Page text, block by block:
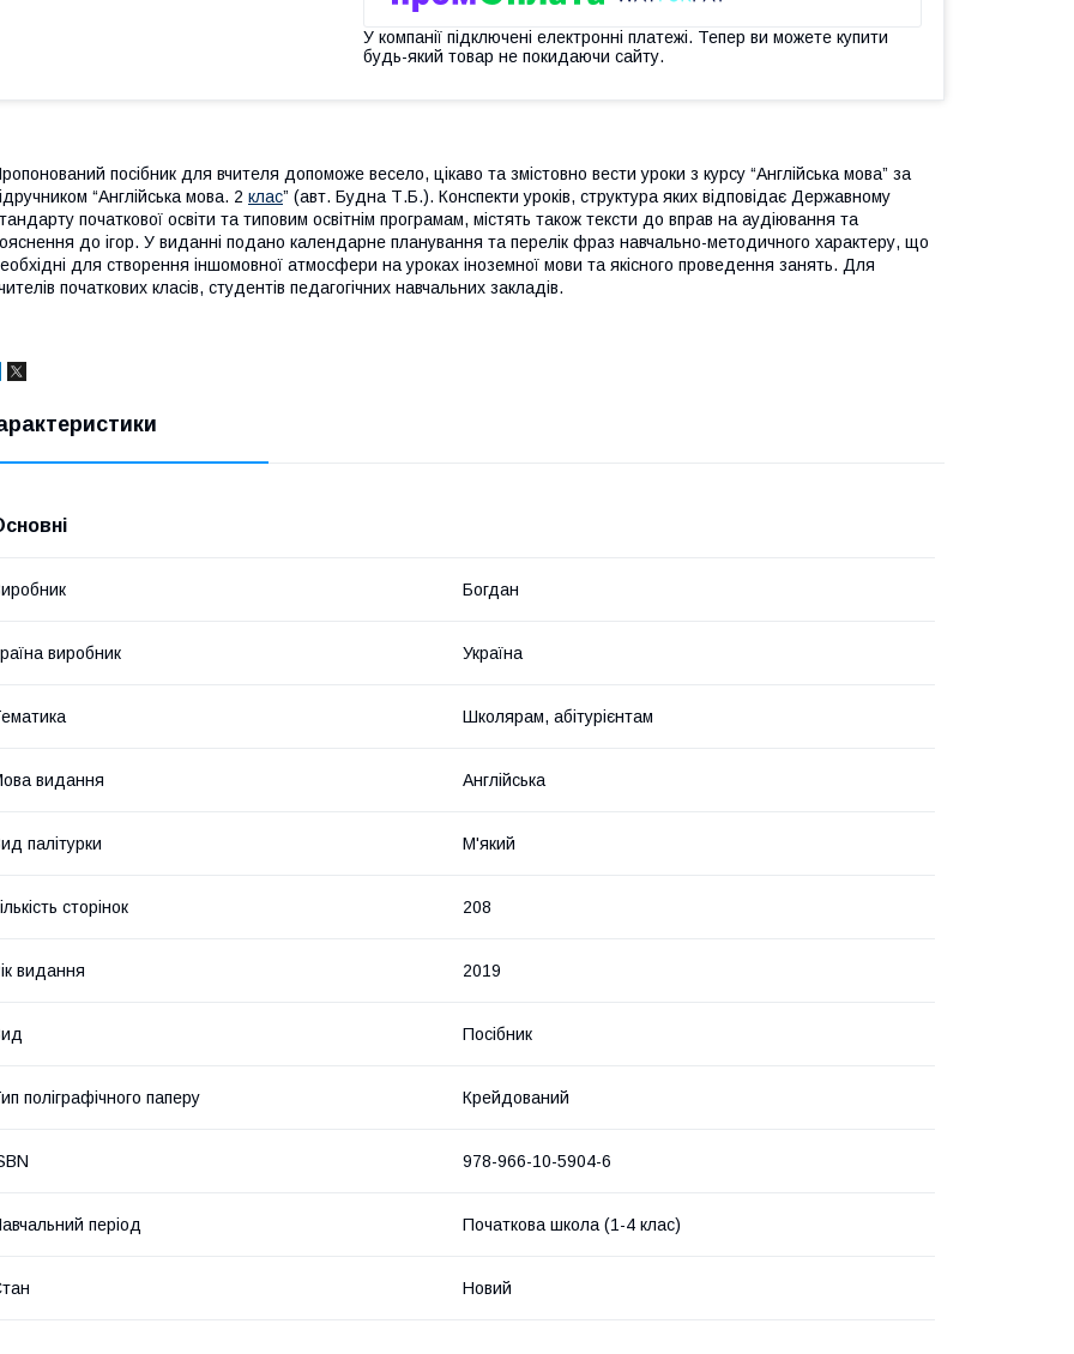
У компанії підключені електронні платежі. Тепер ви можете купити
будь-який товар не покидаючи сайту.
посібник для вчителя допоможе весело, цікаво та змістовно вести уроки з курсу “Англійська мова” за
“Англійська мова. 2 клас” (авт. Будна Т.Б.). Конспекти уроків, структура яких відповідає Державному
початкової освіти та типовим освітнім програмам, містять також тексти до вправ на аудіювання та
до ігор. У виданні подано календарне планування та перелік фраз навчально-методичного характеру, що
для створення іншомовної атмосфери на уроках іноземної мови та якісного проведення занять. Для
початкових класів, студентів педагогічних навчальних закладів.
Богдан
виробник Україна
Школярам, абітурієнтам
видання Англійська
палітурки М'який
сторінок 208
видання 2019
Посібник
поліграфічного паперу Крейдований
978-966-10-5904-6
період Початкова школа (1-4 клас)
Новий